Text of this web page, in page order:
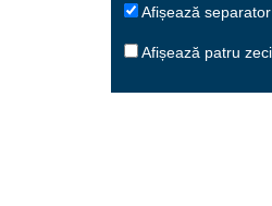
Afișează
Afișează patru